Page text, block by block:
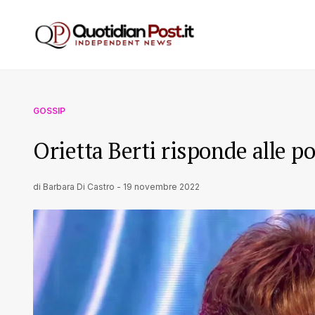
GOSSIP
Orietta Berti risponde alle
di Barbara Di Castro - 19 novembre 2022